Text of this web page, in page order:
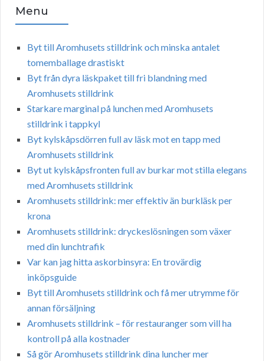
Menu
Byt till Aromhusets stilldrink och minska antalet
tomemballage drastiskt
Byt från dyra läskpaket till fri blandning med
Aromhusets stilldrink
Starkare marginal på lunchen med Aromhusets
stilldrink i tappkyl
Byt kylskåpsdörren full av läsk mot en tapp med
Aromhusets stilldrink
Byt ut kylskåpsfronten full av burkar mot stilla elegans
med Aromhusets stilldrink
Aromhusets stilldrink: mer effektiv än burkläsk per
krona
Aromhusets stilldrink: dryckeslösningen som växer
med din lunchtrafik
Var kan jag hitta askorbinsyra: En trovärdig
inköpsguide
Byt till Aromhusets stilldrink och få mer utrymme för
annan försäljning
Aromhusets stilldrink – för restauranger som vill ha
kontroll på alla kostnader
Så gör Aromhusets stilldrink dina luncher mer